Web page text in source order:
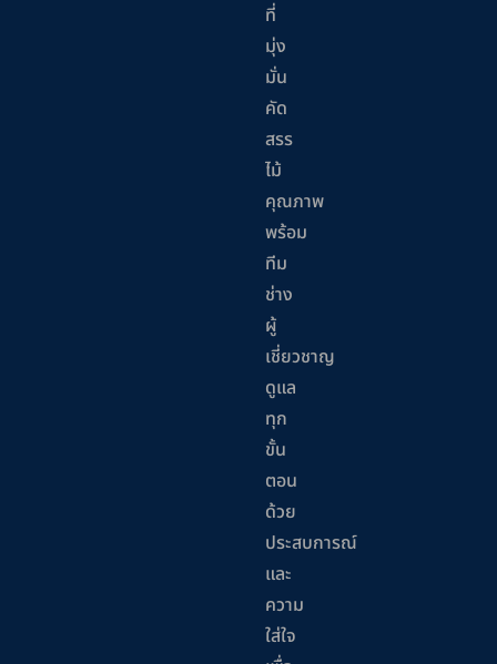
ที่
มุ่ง
มั่น
คัด
สรร
ไม้
คุณภาพ
พร้อม
ทีม
ช่าง
ผู้
เชี่ยวชาญ
ดูแล
ทุก
ขั้น
ตอน
ด้วย
ประสบการณ์
และ
ความ
ใส่ใจ